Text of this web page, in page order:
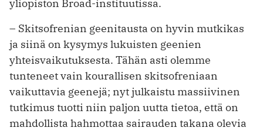
yliopiston Broad-instituutissa.
– Skitsofrenian geenitausta on hyvin mutkikas
ja siinä on kysymys lukuisten geenien
yhteisvaikutuksesta. Tähän asti olemme
tunteneet vain kourallisen skitsofreniaan
vaikuttavia geenejä; nyt julkaistu massiivinen
tutkimus tuotti niin paljon uutta tietoa, että on
mahdollista hahmottaa sairauden takana olevia